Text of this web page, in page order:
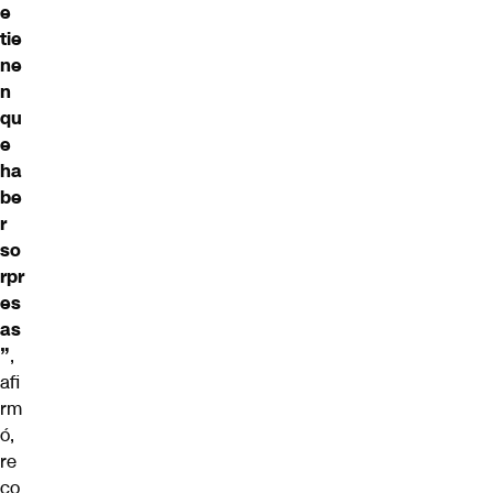
e
tie
ne
n
qu
e
ha
be
r
so
rpr
es
as
”,
afi
rm
ó,
re
co